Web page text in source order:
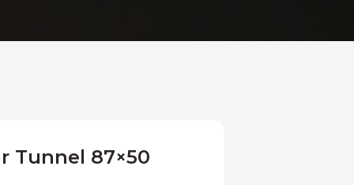
Tunnel 87×50